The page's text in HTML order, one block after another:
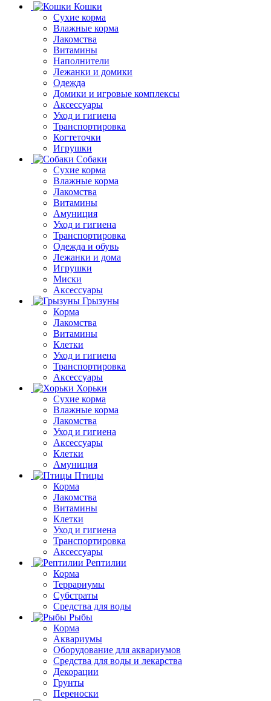
Кошки
Сухие корма
Влажные корма
Лакомства
Витамины
Наполнители
Лежанки и домики
Одежда
Домики и игровые комплексы
Аксессуары
Уход и гигиена
Транспортировка
Когтеточки
Игрушки
Собаки
Сухие корма
Влажные корма
Лакомства
Витамины
Амуниция
Уход и гигиена
Транспортировка
Одежда и обувь
Лежанки и дома
Игрушки
Миски
Аксессуары
Грызуны
Корма
Лакомства
Витамины
Клетки
Уход и гигиена
Транспортировка
Аксессуары
Хорьки
Сухие корма
Влажные корма
Лакомства
Уход и гигиена
Аксессуары
Клетки
Амуниция
Птицы
Корма
Лакомства
Витамины
Клетки
Уход и гигиена
Транспортировка
Аксессуары
Рептилии
Корма
Террариумы
Субстраты
Средства для воды
Рыбы
Корма
Аквариумы
Оборудование для аквариумов
Средства для воды и лекарства
Декорации
Грунты
Переноски